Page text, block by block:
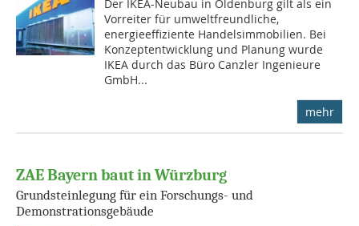
Der IKEA-Neubau in Oldenburg gilt als ein
Vorreiter für umweltfreundliche,
energieeffiziente Handelsimmobilien. Bei
Konzeptentwicklung und Planung wurde
IKEA durch das Büro Canzler Ingenieure
GmbH...
mehr
ZAE Bayern baut in Würzburg
Grundsteinlegung für ein Forschungs- und
Demonstrationsgebäude